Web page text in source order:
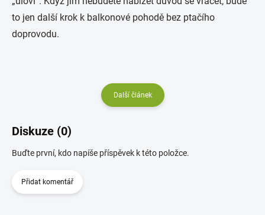
to jen další krok k balkonové pohodě bez ptačího
doprovodu.
Další článek
Diskuze (0)
Buďte první, kdo napíše příspěvek k této položce.
Přidat komentář